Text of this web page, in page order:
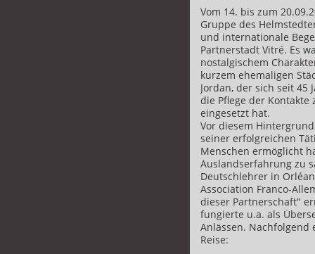
Vom 14. bis zum
Gruppe des
und internationale
Partnerstadt Vitré. Es
nostalgischem
kurzem ehemaligen
Jordan, der sich seit 45
die Pflege der
eingesetzt hat.
Vor diesem
seiner erfolgreichen
Menschen ermöglicht
Auslandserfahrung zu
Deutschlehrer in
Association Franco-
dieser Partnerschaft"
fungierte u.a. als
Anlässen.
Reise: